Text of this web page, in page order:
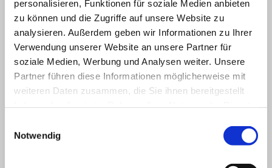
personalisieren, Funktionen für soziale Medien anbieten
zu können und die Zugriffe auf unsere Website zu
analysieren. Außerdem geben wir Informationen zu Ihrer
Verwendung unserer Website an unsere Partner für
soziale Medien, Werbung und Analysen weiter. Unsere
Partner führen diese Informationen möglicherweise mit
weiteren Daten zusammen, die Sie ihnen bereitgestellt
Notwendig
Versicherung nachfragen, ob die Kosten übernommen
werden.
Eine Übersicht zu meinen Behandlungsgebühren:
Der erste Termin dauert 1,5 Stunden und kostet € 150,-